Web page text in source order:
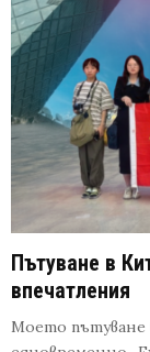
Пътуване в
впечатления
Моето пътуване